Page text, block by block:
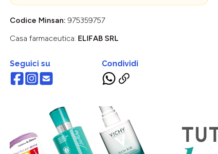
Codice Minsan: 975359757
Casa farmaceutica: ELIFAB SRL
Seguici su Condividi